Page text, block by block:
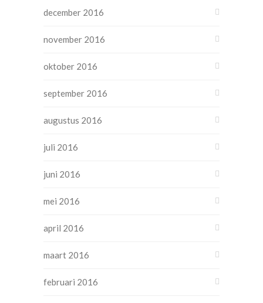
december 2016
november 2016
oktober 2016
september 2016
augustus 2016
juli 2016
juni 2016
mei 2016
april 2016
maart 2016
februari 2016